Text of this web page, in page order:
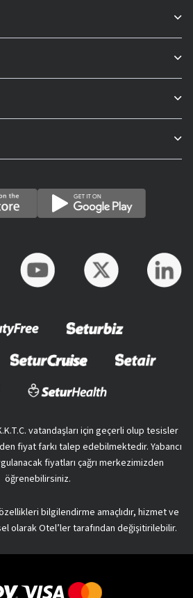
vatandaşları için geçerli olup tesisler
fiyat farkı talep edebilmektedir. Yabancı
fiyatları çağrı merkezimizden
öğrenebilirsiniz.
bilgilendirme amaçlıdır, hizmet ve
olarak Otel’ler tarafından değişitirilebilir.